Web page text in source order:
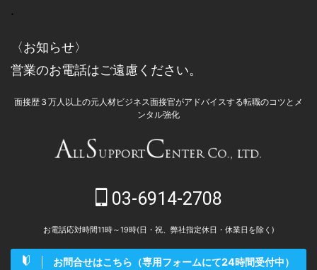
.
〈お知らせ〉
営業のお電話はご遠慮ください。
面接歴３万人以上の元人材ビジネス面接官がアドバイスする転職のコツとメ
ンタル強化
03-6914-2708
お電話応対時間11時～19時(日・祝、弊社指定休日・休業日を除く)
お問合せはこちら（専用フォームにて24時間受付中）